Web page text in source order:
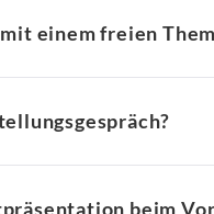
einem freien
beim